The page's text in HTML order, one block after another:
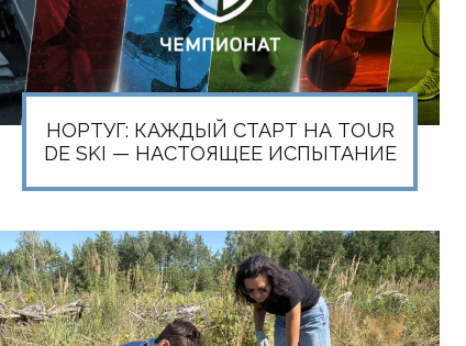
НОРТУГ: КАЖДЫЙ СТАРТ НА TOUR
DE SKI — НАСТОЯЩЕЕ ИСПЫТАНИЕ